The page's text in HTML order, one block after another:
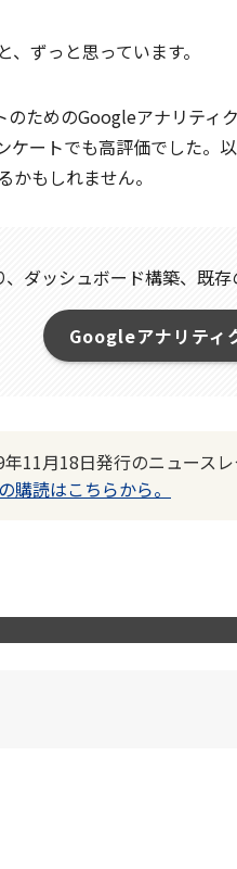
ずっと思っています。
ためのGoogleアナリティ
ケートでも高評価でした。
かもしれません。
ダッシュボード構築、既
Googleアナリティ
11月18日発行のニュース
購読はこちらから。